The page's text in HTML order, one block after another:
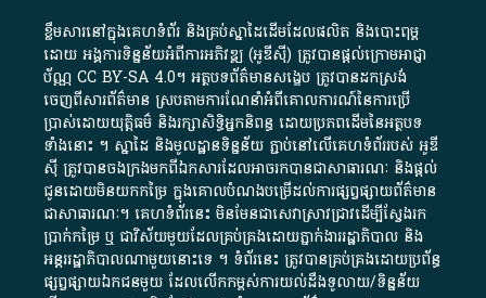
ខ្លឹមសារ​នៅ​ក្នុង​គេហទំព័រ និង​គ្រប់​ស្នា​ដៃ​ដើម​ដែល​ផលិត​ និង​បោះពុម្ព​
ដោយ​ អង្គការ​ទិន្នន័យ​អំពី​ការអភិវឌ្ឍ​​ (អូ​ឌី​ស៊ី)​ ត្រូវ​បាន​ផ្តល់​ក្រោម​អាជ្ញា
ប័ណ្ណ​CC BY-SA 4.0។​ អត្ថបទ​ព័ត៌មាន​សង្ខេប​ ត្រូវ​បាន​ដកស្រង់​
ចេញពី​សារព័ត៌មាន ស្របតាមការ​ណែនាំ​អំពី​គោលការណ៍​នៃ​ការ​ប្រើ
ប្រាស់​ដោយ​យុត្តិធម៌​ និង​រក្សាសិទ្ធិអ្នកនិពន្ធ ដោយ​ប្រភពដើម​នៃ​​អត្ថបទ
ទាំង​នោះ​ ។​ ស្នាដៃ​ និង​មូលដ្ឋាន​ទិន្នន័យ ​ភ្ជាប់​នៅ​លើ​គេហទំព័រ​របស់​ អូ​ឌី​
ស៊ី​ ត្រូវ​បាន​ចងក្រង​មក​ពី​ឯកសារ​ដែល​អាច​រក​បានជា​សាធារណៈ​ និង​ផ្តល់​
ជូន​ដោយ​មិន​យក​កម្រៃ​ ក្នុង​គោលបំណង​បម្រើ​ដល់ការ​ផ្សព្វផ្សាយ​ព័ត៌មាន​
ជា​សាធារណៈ​។​ គេហទំព័រ​នេះ​ មិនមែន​ជា​សេវា​ស្រាវជ្រាវ​ដើម្បី​ស្វែងរក
ប្រាក់​កម្រៃ​ ឬ​ ជា​វិស័យ​មួយ​ដែល​គ្រប់គ្រង​ដោយ​ភ្នាក់ងារ​រដ្ឋាភិបាល​ និង ​
អន្តររដ្ឋាភិបាល​ណាមួយ​នោះ​ទេ ​។​ ទំព័រ​នេះ​ ត្រូវ​បាន​គ្រប់គ្រង​ដោយ​ប្រព័ន្ធ​
ផ្សព្វផ្សាយ​ឯកជន​មួយ​ ដែល​លើកកម្ពស់​ការ​យល់​ដឹង​ទូលាយ​/​ទិន្នន័យ​